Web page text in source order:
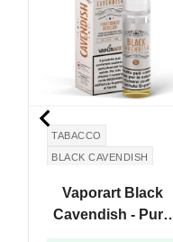
TABACCO
BLACK CAVENDISH
Vaporart Black
Cavendish - Puro
